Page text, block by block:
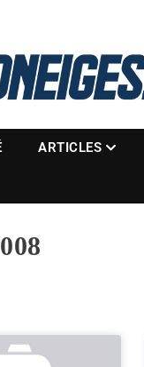
ARTICLES